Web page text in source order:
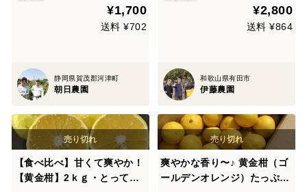
¥1,700
送料 ¥702
静岡県賀茂郡河津町
朝日農園
¥2,800
送料 ¥864
和歌山県有田市
伊藤農園
【食べ比べ】甘くて爽やか！
【黄金柑】2ｋｇ・とっても
爽やかな香り〜♪ 黄金柑（ゴ
ールデンオレンジ）たっぷり